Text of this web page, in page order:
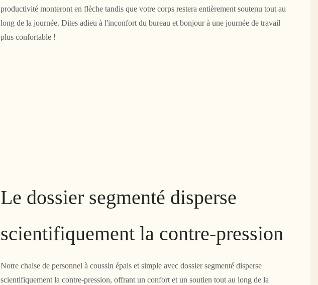
productivité monteront en flèche tandis que votre corps restera entièrement soutenu tout au
long de la journée. Dites adieu à l'inconfort du bureau et bonjour à une journée de travail
plus confortable !
Le dossier segmenté disperse
scientifiquement la contre-pression
Notre chaise de personnel à coussin épais et simple avec dossier segmenté disperse
scientifiquement la contre-pression, offrant un confort et un soutien tout au long de la